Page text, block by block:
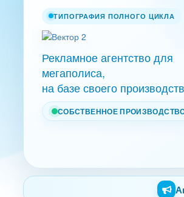
ТИПОГРАФИЯ ПОЛНОГО ЦИКЛА
Рекламное агентство для
мегаполиса,
на базе своего
СОБСТВЕННОЕ